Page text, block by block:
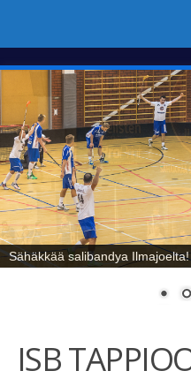
Sähäkkää salibandya
ISB